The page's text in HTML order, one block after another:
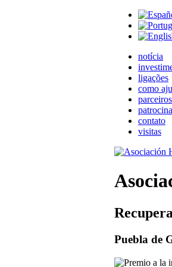
notícia
ligações
como
parceiros
contato
visitas
Puebla de